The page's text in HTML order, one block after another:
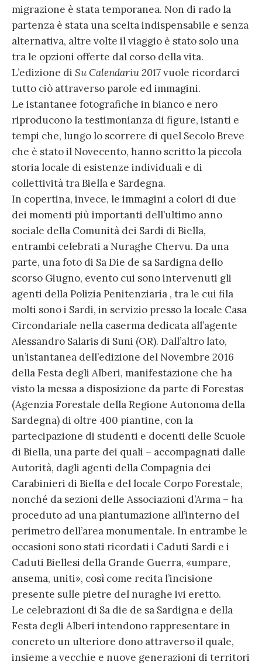
migrazione è stata temporanea. Non di rado la
partenza è stata una scelta indispensabile e senza
alternativa, altre volte il viaggio è stato solo una
tra le opzioni offerte dal corso della vita.
L’edizione di Su Calendariu 2017vuole ricordarci
tutto ciò attraverso parole ed immagini.
Le istantanee fotografiche in bianco e nero
riproducono la testimonianza di figure, istanti e
tempi che, lungo lo scorrere di quel Secolo Breve
che è stato il Novecento, hanno scritto la piccola
storia locale di esistenze individuali e di
collettività tra Biella e Sardegna.
In copertina, invece, le immagini a colori di due
dei momenti più importanti dell’ultimo anno
sociale della Comunità dei Sardi di Biella,
entrambi celebrati a Nuraghe Chervu. Da una
parte, una foto di Sa Die de sa Sardigna dello
scorso Giugno, evento cui sono intervenuti gli
agenti della Polizia Penitenziaria , tra le cui fila
molti sono i Sardi, in servizio presso la locale Casa
Circondariale nella caserma dedicata all’agente
Alessandro Salaris di Suni (OR). Dall’altro lato,
un’istantanea dell’edizione del Novembre 2016
della Festa degli Alberi, manifestazione che ha
visto la messa a disposizione da parte di Forestas
(Agenzia Forestale della Regione Autonoma della
Sardegna) di oltre 400 piantine, con la
partecipazione di studenti e docenti delle Scuole
di Biella, una parte dei quali – accompagnati dalle
Autorità, dagli agenti della Compagnia dei
Carabinieri di Biella e del locale Corpo Forestale,
nonché da sezioni delle Associazioni d’Arma – ha
proceduto ad una piantumazione all’interno del
perimetro dell’area monumentale. In entrambe le
occasioni sono stati ricordati i Caduti Sardi e i
Caduti Biellesi della Grande Guerra, «umpare,
ansema, uniti», così come recita l’incisione
presente sulle pietre del nuraghe ivi eretto.
Le celebrazioni di Sa die de sa Sardigna e della
Festa degli Alberi intendono rappresentare in
concreto un ulteriore dono attraverso il quale,
insieme a vecchie e nuove generazioni di territori